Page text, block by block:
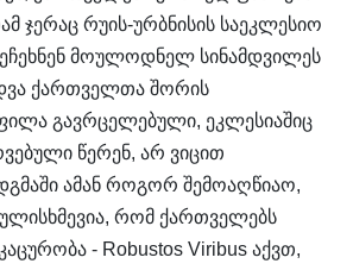
ჯერაც რუის-ურბნისის საეკლესიო
მოულოდნელ სინამდვილეს
ქართველთა შორის
გავრცელებული, ეკლესიაშიც
წერენ, არ ვიცით
ამან როგორ შემოაღწიაო,
რომ ქართველებს
- Robustos Viribus აქვთ,